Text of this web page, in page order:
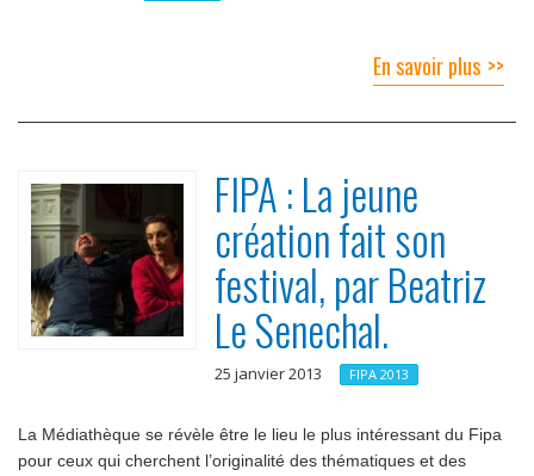
En savoir plus
FIPA : La jeune
création fait son
festival, par Beatriz
Le Senechal.
25 janvier 2013 FIPA 2013
La Médiathèque se révèle être le lieu le plus intéressant du Fipa
pour ceux qui cherchent l’originalité des thématiques et des